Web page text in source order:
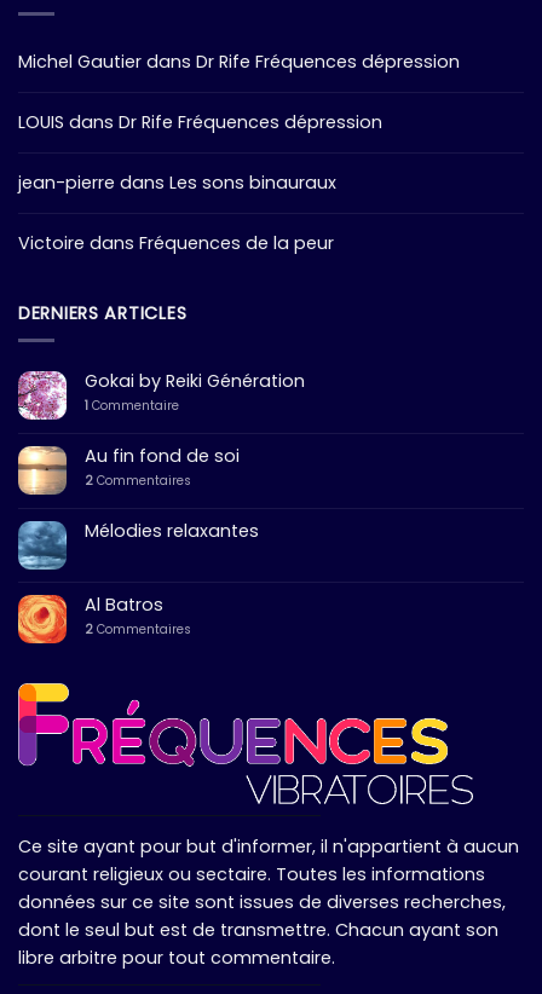
Michel Gautier dans Dr Rife Fréquences dépression
LOUIS dans Dr Rife Fréquences dépression
jean-pierre dans Les sons binauraux
Victoire dans Fréquences de la peur
DERNIERS ARTICLES
Gokai by Reiki Génération
1 Commentaire
Au fin fond de soi
2 Commentaires
Mélodies relaxantes
Al Batros
2 Commentaires
Ce site ayant pour but d'informer, il n'appartient à aucun
courant religieux ou sectaire. Toutes les informations
données sur ce site sont issues de diverses recherches,
dont le seul but est de transmettre. Chacun ayant son
libre arbitre pour tout commentaire.